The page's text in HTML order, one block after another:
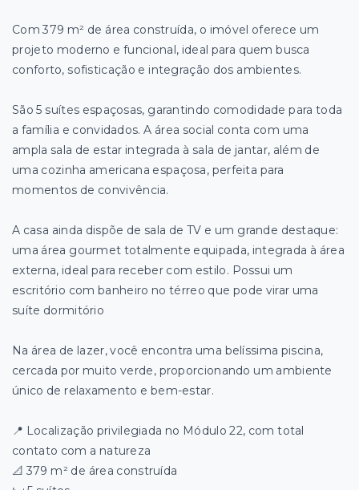
Com 379 m² de área construída, o imóvel oferece um
projeto moderno e funcional, ideal para quem busca
conforto, sofisticação e integração dos ambientes.
São 5 suítes espaçosas, garantindo comodidade para toda
a família e convidados. A área social conta com uma
ampla sala de estar integrada à sala de jantar, além de
uma cozinha americana espaçosa, perfeita para
momentos de convivência.
A casa ainda dispõe de sala de TV e um grande destaque:
uma área gourmet totalmente equipada, integrada à área
externa, ideal para receber com estilo. Possui um
escritório com banheiro no térreo que pode virar uma
suíte dormitório
Na área de lazer, você encontra uma belíssima piscina,
cercada por muito verde, proporcionando um ambiente
único de relaxamento e bem-estar.
📍 Localização privilegiada no Módulo 22, com total
contato com a natureza
📐 379 m² de área construída